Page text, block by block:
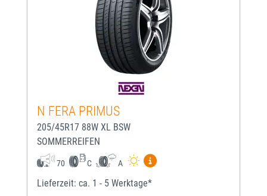
N FERA PRIMUS
205/45R17 88W XL BSW
SOMMERREIFEN
70 C A
Mehr Informationen zum
Lieferzeit: ca. 1 - 5 Werktage*